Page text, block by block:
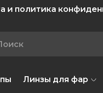
и политика
Линзы для фар